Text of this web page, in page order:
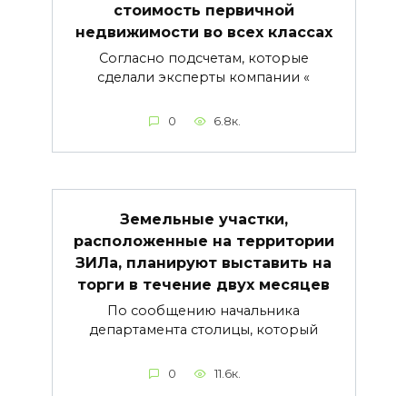
стоимость первичной
недвижимости во всех классах
Согласно подсчетам, которые
сделали эксперты компании «
0 6.8к.
Земельные участки,
расположенные на территории
ЗИЛа, планируют выставить на
торги в течение двух месяцев
По сообщению начальника
департамента столицы, который
0 11.6к.